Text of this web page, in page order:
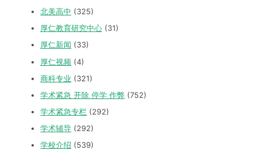
北美高中 (325)
厚仁教育研究中心 (31)
厚仁新闻 (33)
厚仁视频 (4)
商科专业 (321)
学术紧急 开除 停学 作弊 (752)
学术紧急专栏 (292)
学术辅导 (292)
学校介绍 (539)